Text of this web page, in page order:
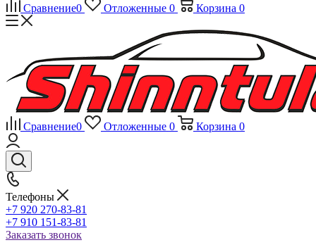
Сравнение0 Отложенные 0 Корзина 0
Сравнение0 Отложенные 0 Корзина 0
Телефоны
+7 920 270-83-81
+7 910 151-83-81
Заказать звонок